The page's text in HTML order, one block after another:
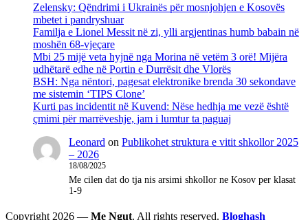
Zelensky: Qëndrimi i Ukrainës për mosnjohjen e Kosovës
mbetet i pandryshuar
Familja e Lionel Messit në zi, ylli argjentinas humb babain në
moshën 68-vjeçare
Mbi 25 mijë veta hyjnë nga Morina në vetëm 3 orë! Mijëra
udhëtarë edhe në Portin e Durrësit dhe Vlorës
BSH: Nga nëntori, pagesat elektronike brenda 30 sekondave
me sistemin ‘TIPS Clone’
Kurti pas incidentit në Kuvend: Nëse hedhja me vezë është
çmimi për marrëveshje, jam i lumtur ta paguaj
Leonard on Publikohet struktura e vitit shkollor 2025
– 2026
18/08/2025
Me cilen dat do tja nis arsimi shkollor ne Kosov per klasat
1-9
Copyright 2026 — Me Ngut. All rights reserved. Bloghash